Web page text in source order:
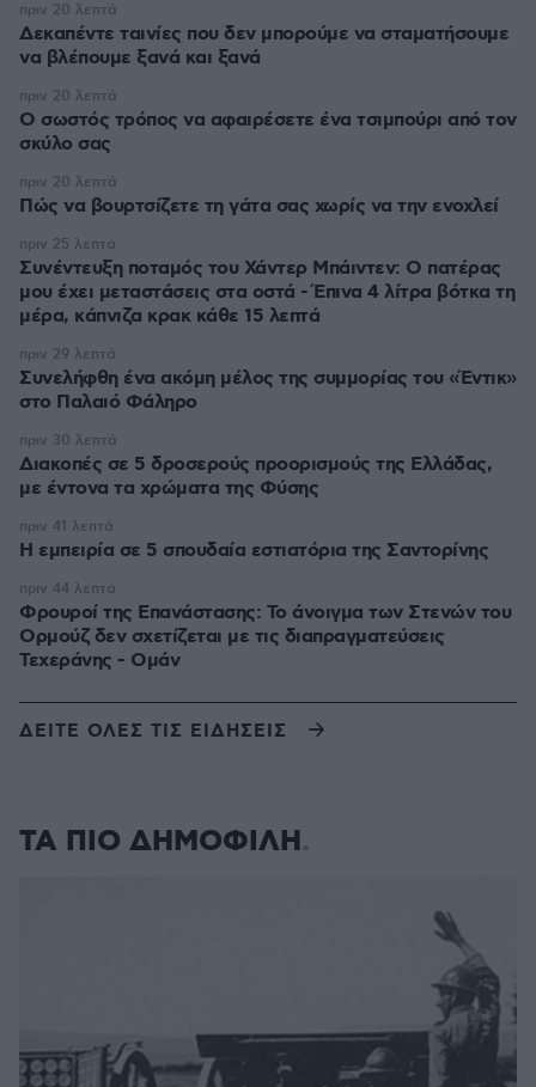
Δεκαπέντε ταινίες που δεν μπορούμε να σταματήσουμε
να βλέπουμε ξανά και ξανά
πριν 20 λεπτά
Ο σωστός τρόπος να αφαιρέσετε ένα τσιμπούρι από τον
σκύλο σας
πριν 20 λεπτά
Πώς να βουρτσίζετε τη γάτα σας χωρίς να την ενοχλεί
πριν 20 λεπτά
Συνέντευξη ποταμός του Χάντερ Μπάιντεν: Ο πατέρας
μου έχει μεταστάσεις στα οστά - Έπινα 4 λίτρα βότκα τη
μέρα, κάπνιζα κρακ κάθε 15 λεπτά
πριν 25 λεπτά
Συνελήφθη ένα ακόμη μέλος της συμμορίας του «Έντικ»
στο Παλαιό Φάληρο
πριν 29 λεπτά
Διακοπές σε 5 δροσερούς προορισμούς της Ελλάδας,
με έντονα τα χρώματα της Φύσης
πριν 30 λεπτά
Η εμπειρία σε 5 σπουδαία εστιατόρια της Σαντορίνης
πριν 41 λεπτά
Φρουροί της Επανάστασης: Το άνοιγμα των Στενών του
Ορμούζ δεν σχετίζεται με τις διαπραγματεύσεις
Τεχεράνης - Ομάν
πριν 44 λεπτά
ΔΕΙΤΕ ΟΛΕΣ ΤΙΣ ΕΙΔΗΣΕΙΣ
ΤΑ ΠΙΟ ΔΗΜΟΦΙΛΗ